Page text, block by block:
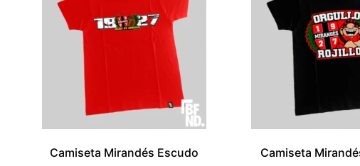
Camiseta Mirandés Escudo
Camiseta